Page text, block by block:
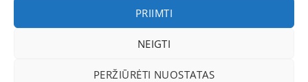
PRIIMTI
NEIGTI
PERŽIŪRĖTI NUOSTATAS
užtikrinant pilną komforto ir šilumos komplektą
žiemai.